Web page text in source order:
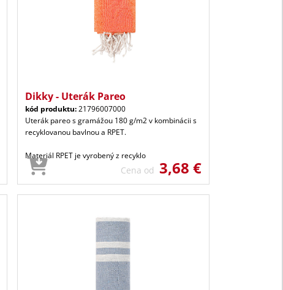
Dikky - Uterák Pareo
kód produktu:21796007000
Uterák pareo s gramážou 180 g/m2 v kombinácii s
recyklovanou bavlnou a RPET.
Materiál RPET je vyrobený z recyklo
Cena od 3,68 €